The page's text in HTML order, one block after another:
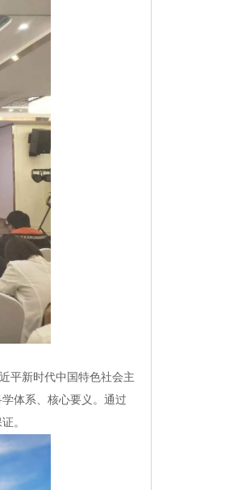
平新时代中国特色社会主
体系、核心要义。通过
。